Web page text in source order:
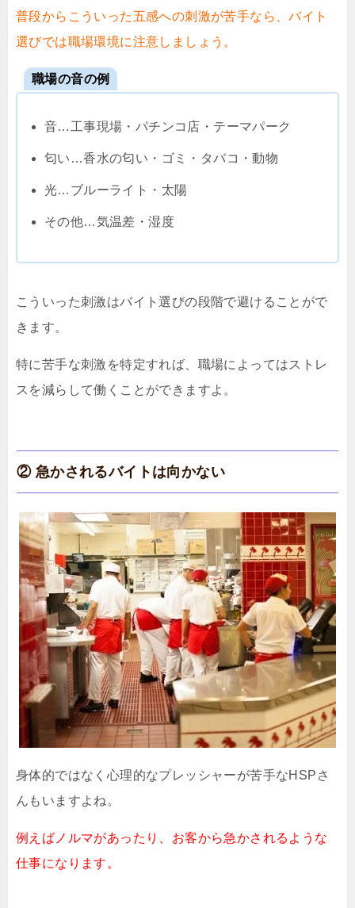
普段からこういった五感への刺激が苦手なら、バイト
選びでは職場環境に注意しましょう。
職場の音の例
音…工事現場・パチンコ店・テーマパーク
匂い…香水の匂い・ゴミ・タバコ・動物
光…ブルーライト・太陽
その他…気温差・湿度
こういった刺激はバイト選びの段階で避けることがで
きます。
特に苦手な刺激を特定すれば、職場によってはストレ
スを減らして働くことができますよ。
② 急かされるバイトは向かない
身体的ではなく心理的なプレッシャーが苦手なHSPさ
んもいますよね。
例えばノルマがあったり、お客から急かされるような
仕事になります。